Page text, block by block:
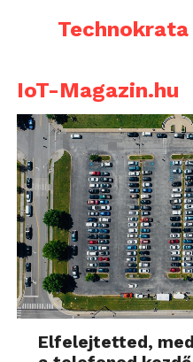
IoT-Magazin.hu
Elfelejtetted,